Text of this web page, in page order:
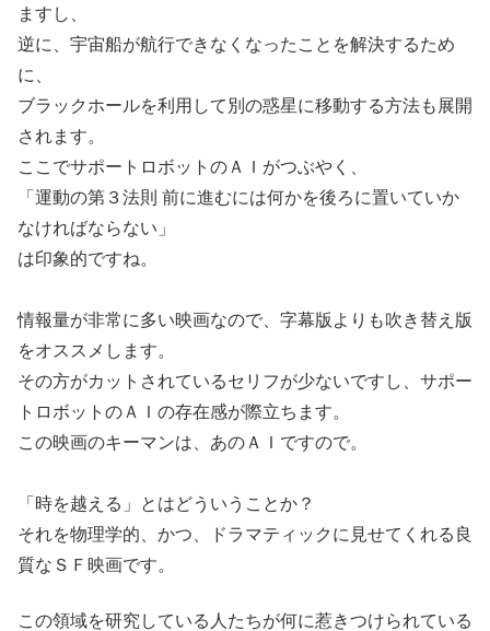
ますし、
逆に、宇宙船が航行できなくなったことを解決するため
に、
ブラックホールを利用して別の惑星に移動する方法も展開
されます。
ここでサポートロボットのＡＩがつぶやく、
「運動の第３法則 前に進むには何かを後ろに置いていか
なければならない」
は印象的ですね。
情報量が非常に多い映画なので、字幕版よりも吹き替え版
をオススメします。
その方がカットされているセリフが少ないですし、サポー
トロボットのＡＩの存在感が際立ちます。
この映画のキーマンは、あのＡＩですので。
「時を越える」とはどういうことか？
それを物理学的、かつ、ドラマティックに見せてくれる良
質なＳＦ映画です。
この領域を研究している人たちが何に惹きつけられている